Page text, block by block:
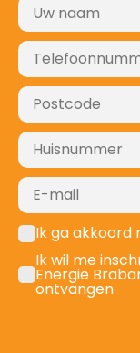
Ik ga
Ik wil me
Energie
ontvangen